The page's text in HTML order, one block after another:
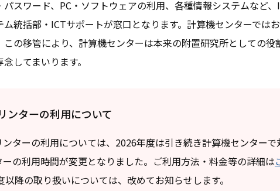
パスワード、PC・ソフトウェアの利用、各種情報システムなど
ム統括部・ICTサポートが窓口となります。計算機センターでは
この移管により、計算機センターは本来の附置研究所としての役
してまいります。
ンターの利用について
ンターの利用については、2026年度は引き続き計算機センター
ーの利用時間が変更となりました。ご利用方法・料金等の詳細は
以降の取り扱いについては、改めてお知らせします。